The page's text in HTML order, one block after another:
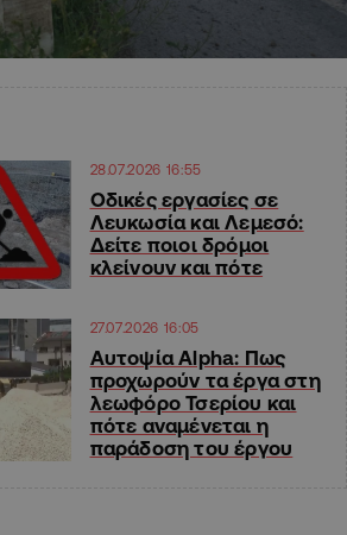
28.07.2026 16:55
Οδικές εργασίες σε
Λευκωσία και Λεμεσό:
Δείτε ποιοι δρόμοι
κλείνουν και πότε
27.07.2026 16:05
Αυτοψία Alpha: Πως
προχωρούν τα έργα στη
λεωφόρο Τσερίου και
πότε αναμένεται η
παράδοση του έργου